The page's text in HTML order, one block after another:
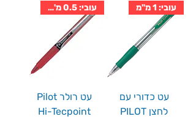
עובי: 1 מ''מ
עט כדורי עם
לחצן PILOT
עובי: 0.5 מ''מ
עט רולר Pilot
Hi-Tecpoint